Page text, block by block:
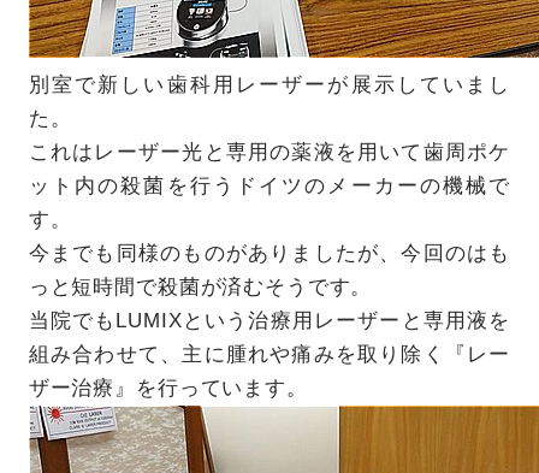
別室で新しい歯科用レーザーが展示していまし
た。
これはレーザー光と専用の薬液を用いて歯周ポケ
ット内の殺菌を行うドイツのメーカーの機械で
す。
今までも同様のものがありましたが、今回のはも
っと短時間で殺菌が済むそうです。
当院でもLUMIXという治療用レーザーと専用液を
組み合わせて、主に腫れや痛みを取り除く『レー
ザー治療』を行っています。